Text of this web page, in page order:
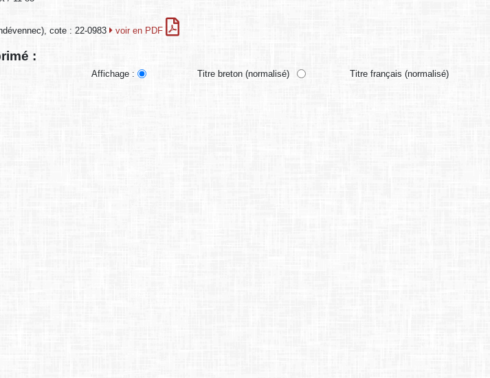
cote : 22-0983 voir en PDF
:
Affichage : Titre breton (normalisé)
Titre français (normalisé)